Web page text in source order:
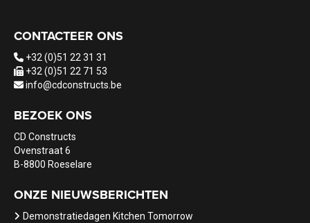
CONTACTEER ONS
+32 (0)51 22 31 31
+32 (0)51 22 71 53
info@cdconstructs.be
BEZOEK ONS
CD Constructs
Ovenstraat 6
B-8800 Roeselare
ONZE NIEUWSBERICHTEN
Demonstratiedagen Kitchen Tomorrow